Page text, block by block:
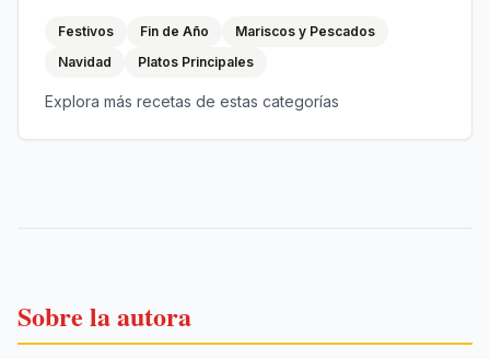
Festivos Fin de Año
Mariscos y Pescados
Navidad
Platos Principales
Explora más recetas de estas categorías
Sobre la autora